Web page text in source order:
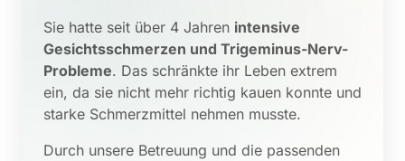
Sie hatte seit über 4 Jahren intensive
Gesichtsschmerzen und Trigeminus-Nerv-
Probleme. Das schränkte ihr Leben extrem
ein, da sie nicht mehr richtig kauen konnte und
starke Schmerzmittel nehmen musste.
Durch unsere Betreuung und die passenden